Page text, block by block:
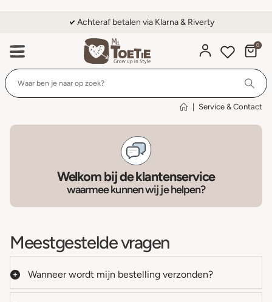
Achteraf betalen via Klarna & Riverty
0
Service & Contact
Welkom bij de klantenservice
waarmee kunnen wij je helpen?
Meestgestelde vragen
Wanneer wordt mijn bestelling verzonden?